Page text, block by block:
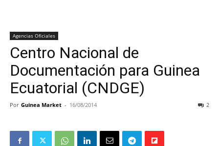
Agencias Oficiales
Centro Nacional de
Documentación para Guinea
Ecuatorial (CNDGE)
Por Guinea Market - 16/08/2014 2